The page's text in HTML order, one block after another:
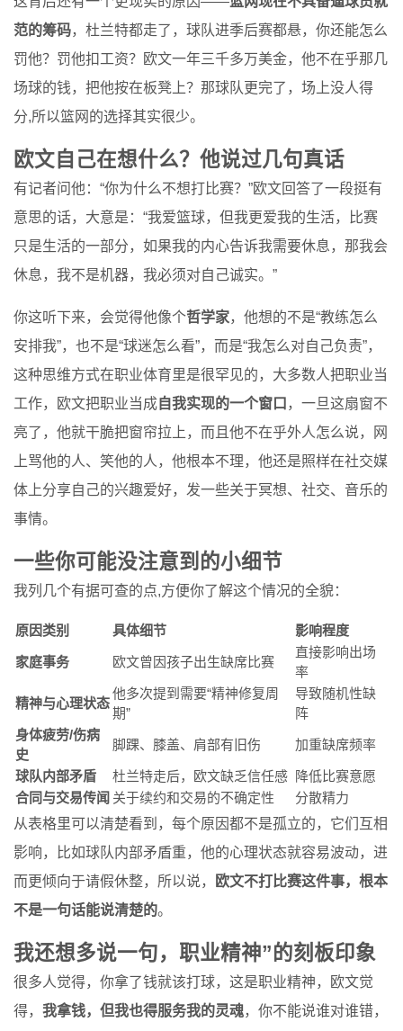
范的筹码，杜兰特都走了，球队进季后赛都悬，你还能怎么
罚他？罚他扣工资？欧文一年三千多万美金，他不在乎那几
场球的钱，把他按在板凳上？那球队更完了，场上没人得
分,所以篮网的选择其实很少。
欧文自己在想什么？他说过几句真话
有记者问他：“你为什么不想打比赛？”欧文回答了一段挺有
意思的话，大意是：“我爱篮球，但我更爱我的生活，比赛
只是生活的一部分，如果我的内心告诉我需要休息，那我会
休息，我不是机器，我必须对自己诚实。”
你这听下来，会觉得他像个哲学家，他想的不是“教练怎么
安排我”，也不是“球迷怎么看”，而是“我怎么对自己负责”，
这种思维方式在职业体育里是很罕见的，大多数人把职业当
工作，欧文把职业当成自我实现的一个窗口 ，一旦这扇窗不
亮了，他就干脆把窗帘拉上，而且他不在乎外人怎么说，网
上骂他的人、笑他的人，他根本不理，他还是照样在社交媒
体上分享自己的兴趣爱好，发一些关于冥想、社交、音乐的
事情。
一些你可能没注意到的小细节
我列几个有据可查的点,方便你了解这个情况的全貌：
原因类别 具体细节 影响程度
家庭事务 欧文曾因孩子出生缺席比赛
直接影响出场
率
精神与心理状态
他多次提到需要“精神修复周
期”
导致随机性缺
阵
身体疲劳/伤病
史
脚踝、膝盖、肩部有旧伤 加重缺席频率
球队内部矛盾 杜兰特走后，欧文缺乏信任感 降低比赛意愿
合同与交易传闻 关于续约和交易的不确定性
分散精力
从表格里可以清楚看到，每个原因都不是孤立的，它们互相
影响，比如球队内部矛盾重，他的心理状态就容易波动，进
而更倾向于请假休整，所以说，
欧文不打比赛这件事，根本
不是一句话能说清楚的。
我还想多说一句，职业精神”的刻板印象
很多人觉得，你拿了钱就该打球，这是职业精神，欧文觉
得， 我拿钱，但我也得服务我的灵魂，你不能说谁对谁错，